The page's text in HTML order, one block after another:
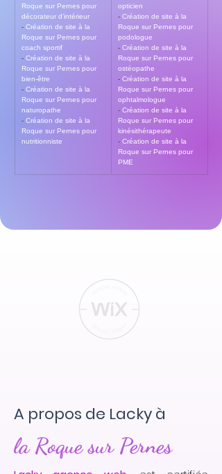
Roque sur Pernes pour
décorateur d’intérieur
- Création de site à la
Roque sur Pernes pour
coach sportif
- Création de site à la
Roque sur Pernes pour
bien-être
- Création de site à la
Roque sur Pernes pour
naturopathe
- Création de site à la
Roque sur Pernes pour
nutritionniste
opticien
- Création de site à la
Roque sur Pernes pour
podologue
- Création de site à la
Roque sur Pernes pour
ostéopathe
- Création de site à la
Roque sur Pernes pour
ophtalmologue
- Création de site à la
Roque sur Pernes pour
kinésithérapeute
- Création de site à la
Roque sur Pernes pour
PME
A propos de Lacky à
la Roque sur Pernes